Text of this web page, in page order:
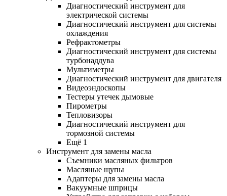
Диагностический инструмент для
электрической системы
Диагностический инструмент для системы
охлаждения
Рефрактометры
Диагностический инструмент для системы
турбонаддува
Мультиметры
Диагностический инструмент для двигателя
Видеоэндоскопы
Тестеры утечек дымовые
Пирометры
Тепловизоры
Диагностический инструмент для
тормозной системы
Ещё 1
Инструмент для замены масла
Съемники масляных фильтров
Масляные щупы
Адаптеры для замены масла
Вакуумные шприцы